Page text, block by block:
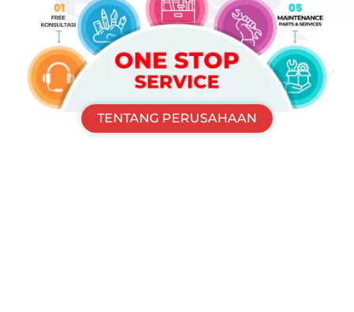
TENTANG PERUSAHAAN